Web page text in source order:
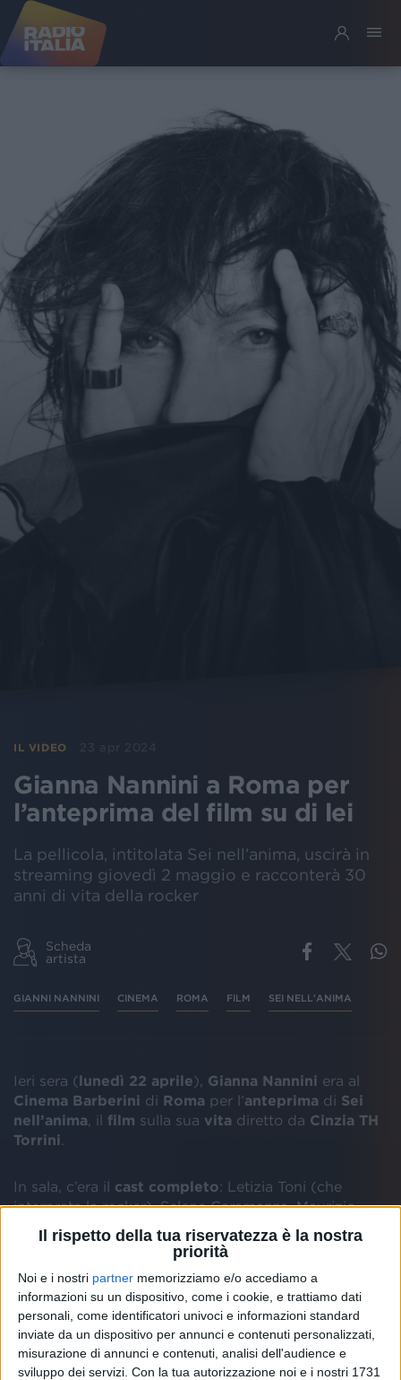
Il rispetto della tua riservatezza è la nostra
priorità
Noi e i nostri partner memorizziamo e/o accediamo a
informazioni su un dispositivo, come i cookie, e trattiamo dati
personali, come identificatori univoci e informazioni standard
inviate da un dispositivo per annunci e contenuti personalizzati,
misurazione di annunci e contenuti, analisi dell'audience e
sviluppo dei servizi. Con la tua autorizzazione noi e i nostri 1731
IL VIDEO 23 apr 2024
Gianna Nannini a Roma per
l’anteprima del film su di lei
La pellicola, intitolata Sei nell’anima, uscirà in
streaming giovedì 2 maggio e racconterà 30
anni di vita della rocker
Scheda
artista
GIANNI NANNINI CINEMA ROMA FILM SEI NELL'ANIMA
Ieri sera (lunedì 22 aprile), Gianna Nannini era al
Cinema Barberini di Roma per l’anteprima di Sei
nell’anima , il film sulla sua vita diretto da Cinzia TH
Torrini
In sala, c’era il cast completo: Letizia Toni (che
interpreta la rocker), Selene Caramazza, Maurizio
Lombardi, Stefano Rossi Giordani e Andrea Delogu.
C’erano tanti ospiti, dal regista Paolo Genovese alla
conduttrice Caterina Balivo.